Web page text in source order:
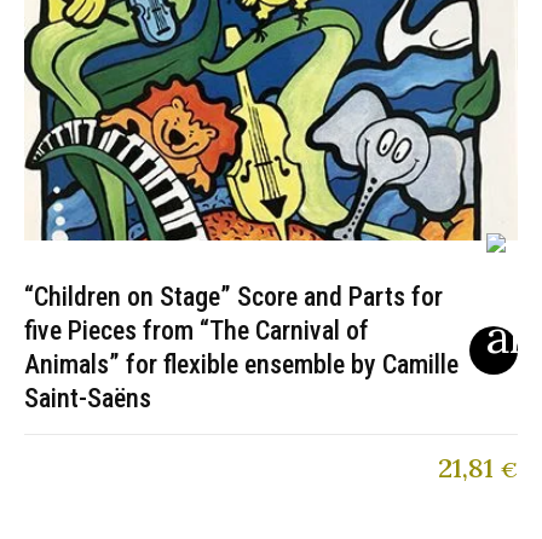
“Children on Stage” Score and Parts for
five Pieces from “The Carnival of
Animals” for flexible ensemble by Camille
Saint-Saëns
21,81 €